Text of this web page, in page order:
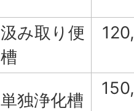
汲み取り便
槽
単独浄化槽